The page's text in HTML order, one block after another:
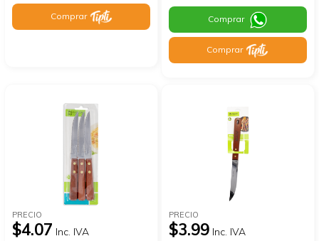
Comprar Comprar
Comprar
PRECIO
$4.07 Inc. IVA
PRECIO
$3.99 Inc. IVA